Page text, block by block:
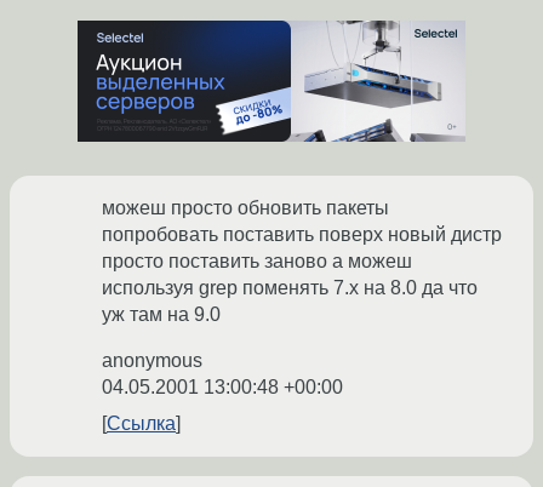
можеш просто обновить пакеты
попробовать поставить поверх новый дистр
просто поставить заново а можеш
используя grep поменять 7.х на 8.0 да что
уж там на 9.0
anonymous
04.05.2001 13:00:48 +00:00
Ссылка